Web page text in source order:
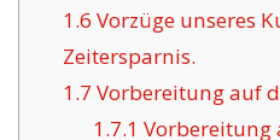
1.6 Vorzüge unseres
Zeitersparnis.
1.7 Vorbereitung auf
1.7.1 Vorbereitung